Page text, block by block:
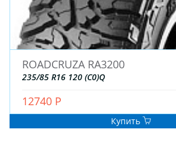
ВСЕСЕЗОННЫЕ
ROADCRUZA RA3200
235/85 R16 120 (C0)Q
12740 Р
Купить